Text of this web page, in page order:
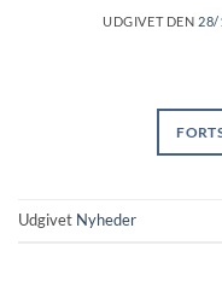
UDGIVET DEN 28/
Udgivet Nyheder